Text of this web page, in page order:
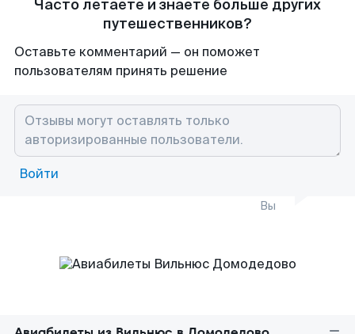
Часто летаете и знаете больше других
путешественников?
Оставьте комментарий — он поможет
пользователям принять решение
Войти
Вы